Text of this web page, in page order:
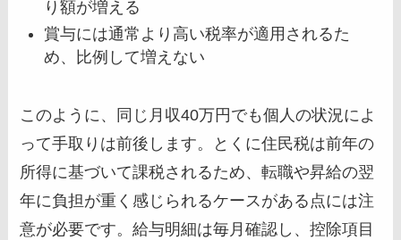
り額が増える
賞与には通常より高い税率が適用されるた
め、比例して増えない
このように、同じ月収40万円でも個人の状況によ
って手取りは前後します。とくに住民税は前年の
所得に基づいて課税されるため、転職や昇給の翌
年に負担が重く感じられるケースがある点には注
意が必要です。給与明細は毎月確認し、控除項目